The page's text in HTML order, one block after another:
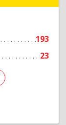
193
23